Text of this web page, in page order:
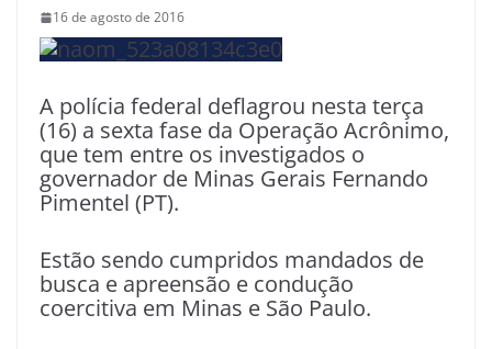
16 de agosto de 2016
A polícia federal deflagrou nesta terça
(16) a sexta fase da Operação Acrônimo,
que tem entre os investigados o
governador de Minas Gerais Fernando
Pimentel (PT).
Estão sendo cumpridos mandados de
busca e apreensão e condução
coercitiva em Minas e São Paulo.